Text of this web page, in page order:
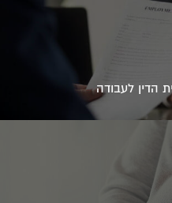
הדין לעבודה